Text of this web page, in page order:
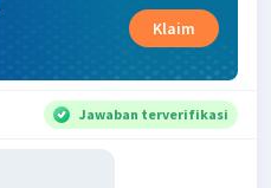
Klaim
Jawaban terverifikasi